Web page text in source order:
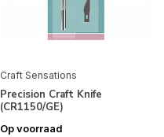
Craft Sensations
Precision Craft Knife
(CR1150/GE)
Op voorraad